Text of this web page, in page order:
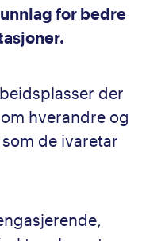
for bedre
der
hverandre og
de ivaretar